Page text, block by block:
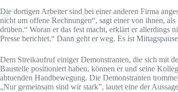
Die dortigen Arbeiter sind bei einer anderen Firma
nicht um offene Rechnungen“, sagt einer von ihnen,
drüben.“ Woran er das fest macht, erklärt er allerdings
Presse berichtet.“ Dann geht er weg. Es ist
Dem Streikaufruf einiger Demonstranten, die sich mit
Baustelle positioniert haben, können er und seine
abtuenden Handbewegung. Die Demonstranten
„Nur gemeinsam sind wir stark”, lautet eine der